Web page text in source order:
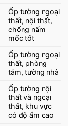
Ốp tường ngoại
thất, nội thất,
chống nấm
mốc tốt
Ốp tường ngoại
thất, phòng
tắm, tường nhà
Ốp tường nội
thất và ngoại
thất, khu vực
có độ ẩm cao